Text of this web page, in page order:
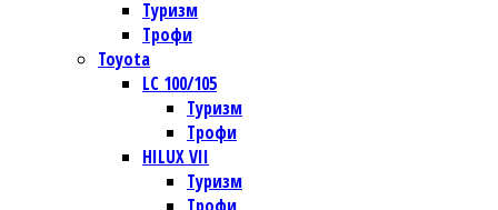
Туризм
Трофи
Toyota
LC 100/105
Туризм
Трофи
HILUX VII
Туризм